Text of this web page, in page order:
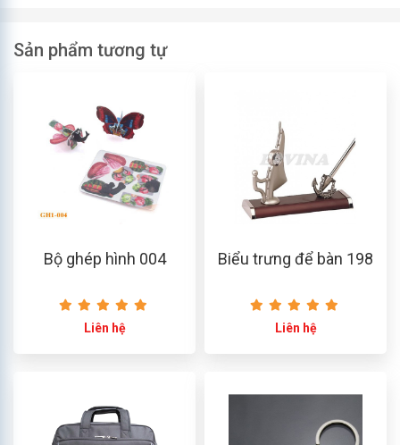
Sản phẩm tương tự
Bộ ghép hình 004
Liên hệ
Biểu trưng để bàn 198
Liên hệ